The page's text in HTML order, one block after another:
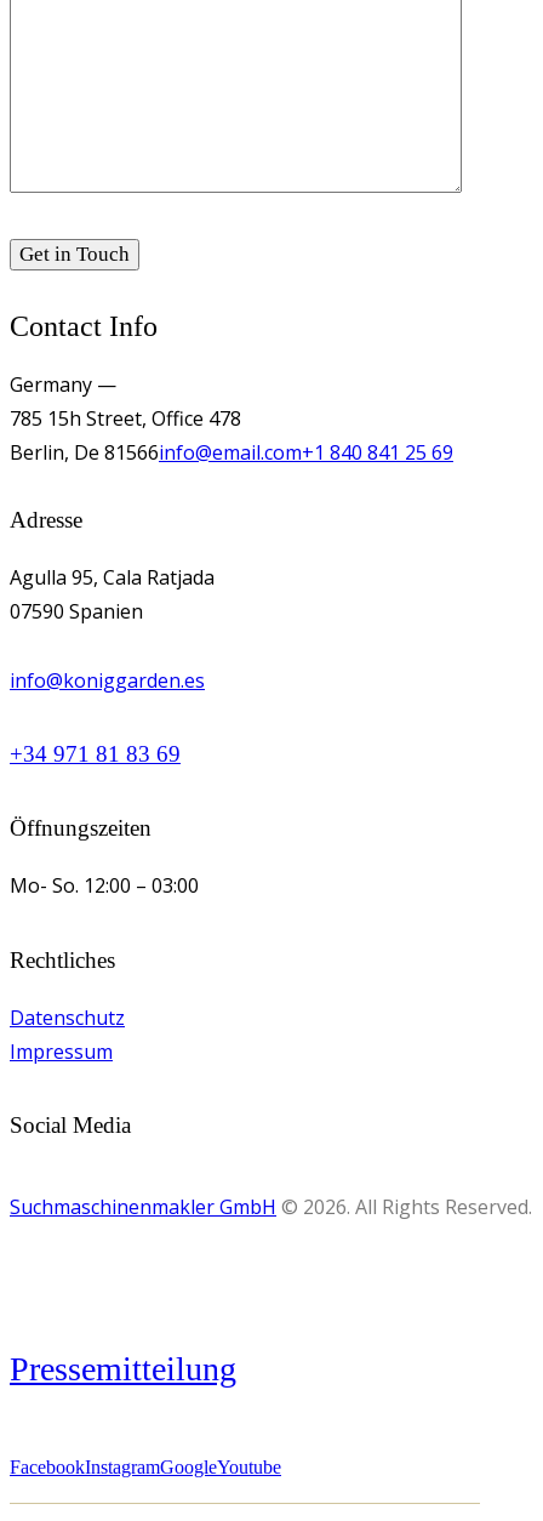
Contact Info
Germany —
785 15h Street, Office 478
Berlin, De 81566info@email.com+1 840 841 25 69
Adresse
Agulla 95, Cala Ratjada
07590 Spanien
info@koniggarden.es
+34 971 81 83 69
Öffnungszeiten
Mo- So. 12:00 – 03:00
Rechtliches
Datenschutz
Impressum
Social Media
Suchmaschinenmakler GmbH © 2026. All Rights Reserved.
Pressemitteilung
FacebookInstagramGoogleYoutube